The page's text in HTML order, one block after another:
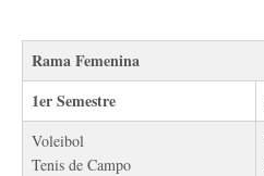
Rama Femenina
1er Semestre
Voleibol
Tenis de Campo